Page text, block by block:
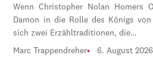
Wenn Christopher Nolan Homers
Damon in die Rolle des Königs
sich zwei Erzähltraditionen, die…
Marc Trappendreher 6. August 2026